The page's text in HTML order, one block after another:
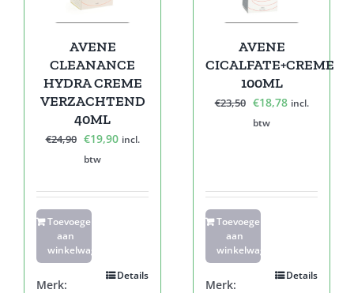
AVENE
CLEANANCE
HYDRA CREME
VERZACHTEND
40ML
€24,90 Oorspronkelijke
prijs
€24,90.
€19,90Huidige
€19,90.
incl.
btw
Toevoegen
aan
winkelwagen
Details
Merk:
AVENE
CICALFATE+CREME
100ML
€23,50 Oorspronkelijke
prijs
€18,78Huidige
incl.
btw
Toevoegen
aan
winkelwagen
Details
Merk: